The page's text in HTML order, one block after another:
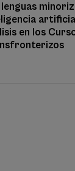
lenguas
en los